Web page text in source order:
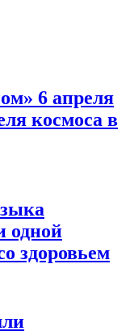
6 апреля
космоса в
одной
здоровьем